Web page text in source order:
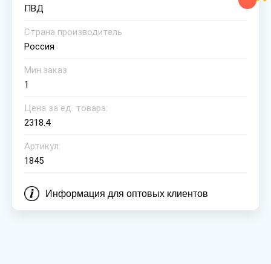
ПВД
Страна производитель
Россия
Мин.заказ
1
Цена за ед. товара:
2318.4
Артикул:
1845
Информация для оптовых клиентов